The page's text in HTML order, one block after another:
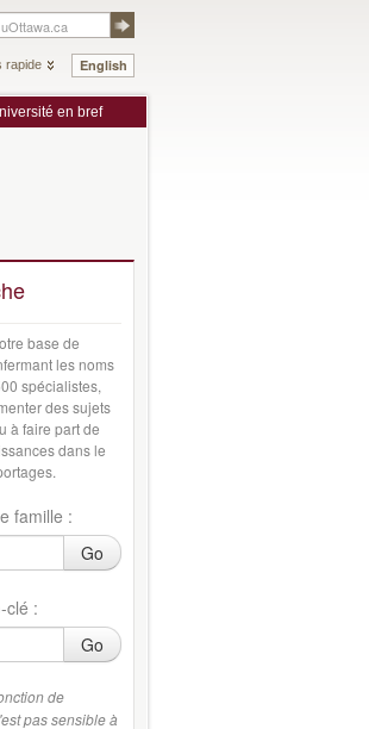
English
rapide
en bref
base de
les noms
spécialistes,
des sujets
à faire part de
dans le
famille :
Go
clé :
Go
de
pas sensible à